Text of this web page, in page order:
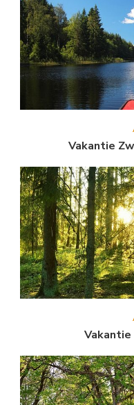
Vakantie